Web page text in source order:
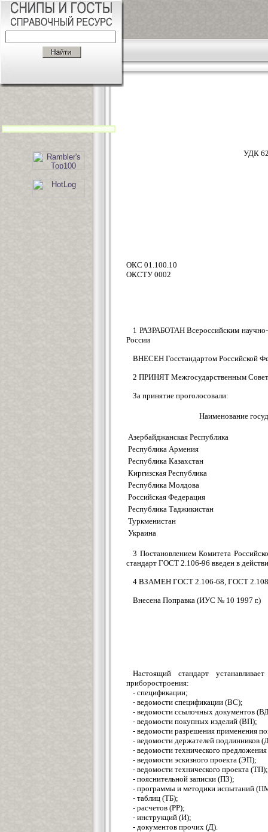
ОКС 01.100.10
ОКСТУ 0002
1 РАЗРАБОТАН Всероссийским
России
ВНЕСЕН Госстандартом Российской
2 ПРИНЯТ Межгосударственным
За принятие проголосовали:
Наименование
Азербайджанская Республика
Республика Армения
Республика Казахстан
Киргизская Республика
Республика Молдова
Российская Федерация
Республика Таджикистан
Туркменистан
Украина
3 Постановлением Комитета
стандарт ГОСТ 2.106-96 введен в
4 ВЗАМЕН ГОСТ 2.106-68, ГОСТ
Внесена Поправка (ИУС № 10 1997 г.)
Настоящий стандарт
приборостроения:
- спецификации;
- ведомости спецификации (ВС);
- ведомости ссылочных документов
- ведомости покупных изделий (ВП);
- ведомости разрешения применения
- ведомости держателей подлинников
- ведомости технического
- ведомости эскизного проекта (ЭП);
- ведомости технического проекта (ТП);
- пояснительной записки (ПЗ);
- программы и методики испытаний
- таблиц (ТБ);
- расчетов (РР);
- инструкций (И);
- документов прочих (Д).